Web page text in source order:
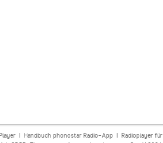
| Handbuch phonostar Radio-App| Radioplayer für